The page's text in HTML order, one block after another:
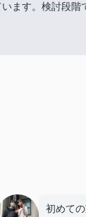
ます。検討段
初めて